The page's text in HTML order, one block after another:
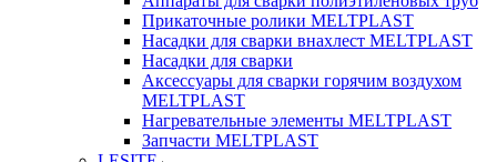
Прикаточные ролики MELTPLAST
Насадки для сварки внахлест MELTPLAST
Насадки для сварки
Аксессуары для сварки горячим воздухом
MELTPLAST
Нагревательные элементы MELTPLAST
Запчасти MELTPLAST